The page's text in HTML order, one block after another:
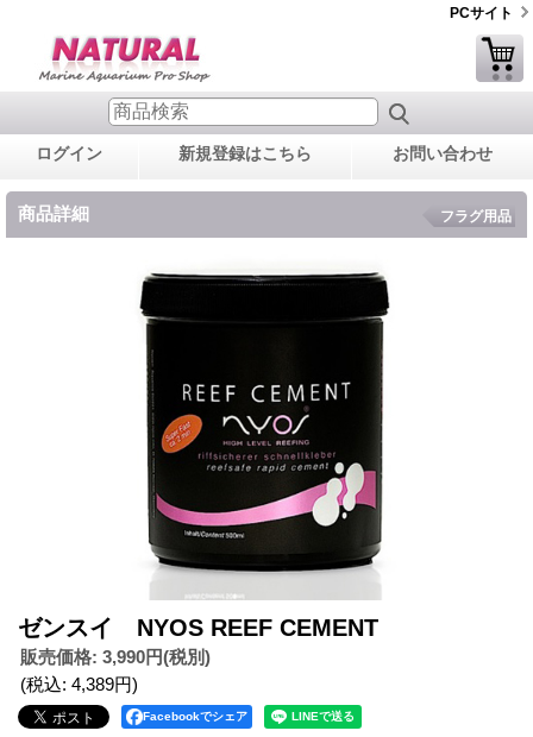
PCサイト
ログイン 新規登録はこちら お問い合わせ
商品詳細 フラグ用品
ゼンスイ NYOS REEF CEMENT
販売価格: 3,990円(税別)
(税込: 4,389円)
Facebookでシェア